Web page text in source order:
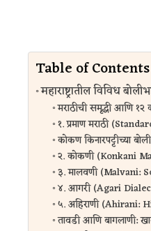
Table of Contents
महाराष्ट्रातील विविध
मराठीची समृद्धी आणि
१. प्रमाण मराठी
कोकण किनारपट्टीच्या
२. कोकणी (Konkani
३. मालवणी (Malvani:
४. आगरी (Agari
५. अहिराणी (Ahirani:
तावडी आणि बागलाणी: